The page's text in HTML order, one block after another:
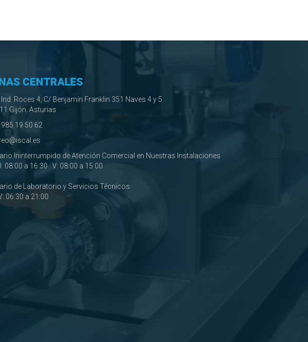
CENTRALES
Ind. Roces 4, C/ Benjamín Franklin 351 Naves 4 y 5
Gijón. Asturias
985 19 50 62
Ininterrumpido de Atención Comercial en Nuestras Instalaciones
J: 08:00 a 16:30 · V: 08:00 a 15:00
de Laboratorio y Servicios Técnicos
V: 06:30 a 21:00